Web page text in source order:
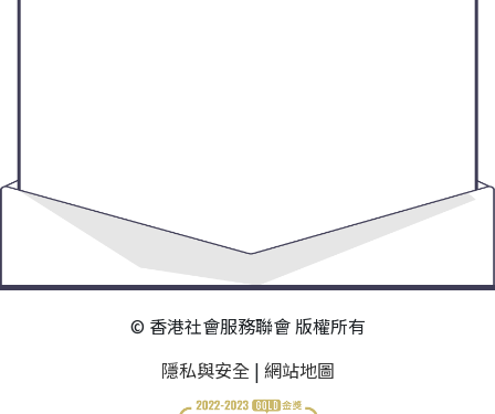
© 香港社會服務聯會 版權所有
隱私與安全| 網站地圖